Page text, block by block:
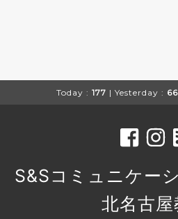
Today : 177 | Yesterday :
S&Sコミュニケー
北名古屋